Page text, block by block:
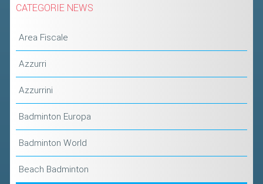
CATEGORIE NEWS
Area Fiscale
Azzurri
Azzurrini
Badminton Europa
Badminton World
Beach Badminton